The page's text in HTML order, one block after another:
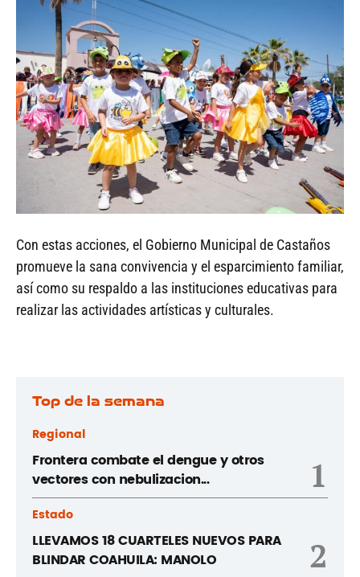
Con estas acciones, el Gobierno Municipal de Castaños
promueve la sana convivencia y el esparcimiento familiar,
así como su respaldo a las instituciones educativas para
realizar las actividades artísticas y culturales.
Top de la semana
Regional
Frontera combate el dengue y otros
vectores con nebulizacion...
1
Estado
LLEVAMOS 18 CUARTELES NUEVOS PARA
BLINDAR COAHUILA: MANOLO
2